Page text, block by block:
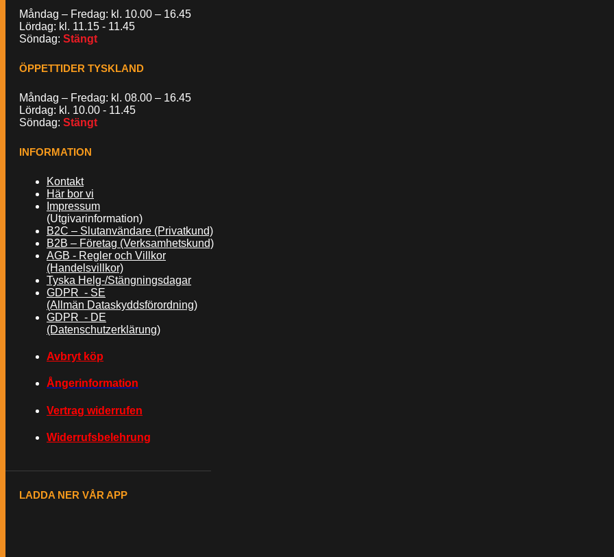
Måndag – Fredag: kl. 10.00 – 16.45
Lördag: kl. 11.15 - 11.45
Söndag: Stängt
ÖPPETTIDER TYSKLAND
Måndag – Fredag: kl. 08.00 – 16.45
Lördag: kl. 10.00 - 11.45
Söndag: Stängt
INFORMATION
Kontakt
Här bor vi
Impressum
(Utgivarinformation)
B2C – Slutanvändare (Privatkund)
B2B – Företag (Verksamhetskund)
AGB - Regler och Villkor
(Handelsvillkor)
Tyska Helg-/Stängningsdagar
GDPR - SE
(Allmän Dataskyddsförordning)
GDPR - DE
(Datenschutzerklärung)
Avbryt köp
Ångerinformation
Vertrag widerrufen
Widerrufsbelehrung
LADDA NER VÅR APP